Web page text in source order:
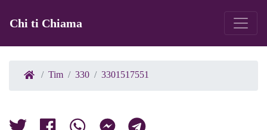
Chi ti Chiama
Tim 330 3301517551